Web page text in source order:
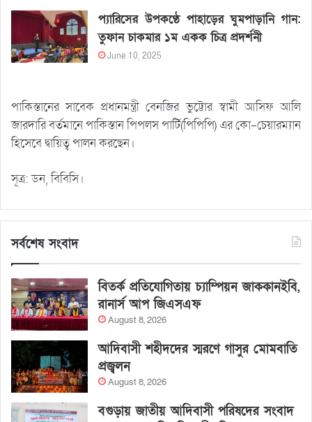
প্যারিসের উপকণ্ঠে পাহাড়ের ঘুমপাড়ানি গান:
তুফান চাকমার ১ম একক চিত্র প্রদর্শনী
June 10, 2025
পাকিস্তানের সাবেক প্রধানমন্ত্রী বেনজির ভুট্টোর স্বামী আসিফ আলি
জারদারি বর্তমানে পাকিস্তান পিপলস পার্টি(পিপিপি) এর কো-চেয়ারম্যান
হিসেবে দ্বায়িত্ব পালন করছেন।
সূত্র: ডন, বিবিসি।
সর্বশেষ সংবাদ
বিতর্ক প্রতিযোগিতায় চ্যাম্পিয়ন জাককানইবি,
রানার্স আপ জিএসএফ
August 8, 2026
আদিবাসী শহীদদের স্মরণে গাসুর মোমবাতি
প্রজ্বলন
August 8, 2026
বগুড়ায় জাতীয় আদিবাসী পরিষদের সংবাদ